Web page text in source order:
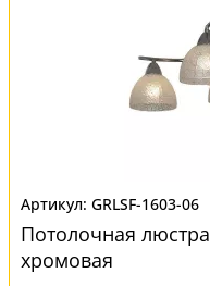
GRLSF-1603-06
Потолочная
хромовая